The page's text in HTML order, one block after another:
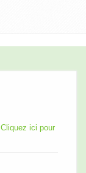
Cliquez ici pour